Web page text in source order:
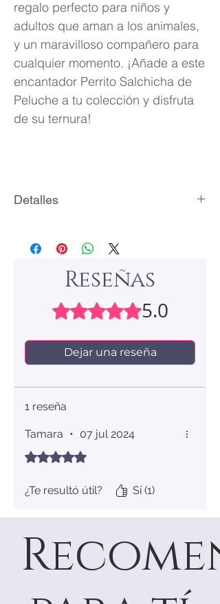
regalo perfecto para niños y
adultos que aman a los animales,
y un maravilloso compañero para
cualquier momento. ¡Añade a este
encantador Perrito Salchicha de
Peluche a tu colección y disfruta
de su ternura!
Detalles
salchicha.
Modelo: Vienna.
Reseñas
Obtuvo 5 de 5 estrellas.
5.0
Dejar una reseña
1 reseña
Tamara • 07 jul 2024
Obtuvo 5 de 5 estrellas.
¿Te resultó útil? Sí (1)